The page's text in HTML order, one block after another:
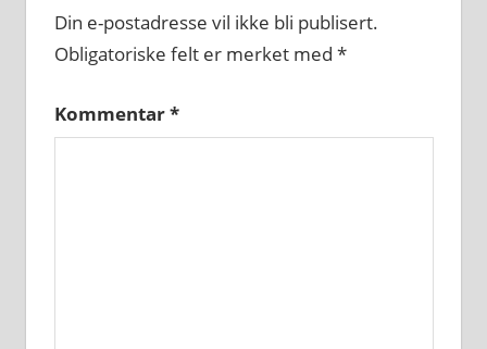
Din e-postadresse vil ikke bli publisert.
Obligatoriske felt er merket med *
Kommentar*